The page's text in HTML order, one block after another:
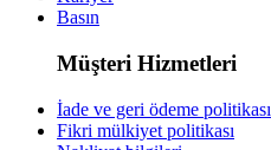
Basın
Müşteri Hizmetleri
İade ve geri ödeme politikası
Fikri mülkiyet politikası